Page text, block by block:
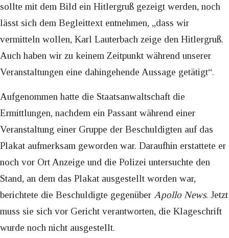
sollte mit dem Bild ein Hitlergruß gezeigt werden, noch
lässt sich dem Begleittext entnehmen, „dass wir
vermitteln wollen, Karl Lauterbach zeige den Hitlergruß.
Auch haben wir zu keinem Zeitpunkt während unserer
Veranstaltungen eine dahingehende Aussage getätigt“.
Aufgenommen hatte die Staatsanwaltschaft die
Ermittlungen, nachdem ein Passant während einer
Veranstaltung einer Gruppe der Beschuldigten auf das
Plakat aufmerksam geworden war. Daraufhin erstattete er
noch vor Ort Anzeige und die Polizei untersuchte den
Stand, an dem das Plakat ausgestellt worden war,
berichtete die Beschuldigte gegenüber Apollo News. Jetzt
muss sie sich vor Gericht verantworten, die Klageschrift
wurde noch nicht ausgestellt.